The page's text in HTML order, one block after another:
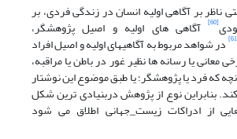
ناظر بر آگاهی اولیه انسان در زندگی فردی، بر
[60] آگاهی های اولیه و اصیل پژوهشگر،
در شواهد مربوط به آگاهیهای اولیه و اصیل افراد
معانی یا رسانه ها نظیر غور در باطن یا مراقبه،
که فرد یا پژوهشگر؛ یا طبق موضوع این نوشتار
بنابراین نوع از پژوهش دربنیادی ترین شکل
از ادراکات زیست_جهانی اطلاق می شود